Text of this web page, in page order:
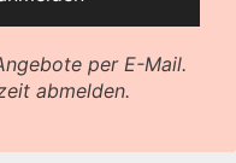
per E-Mail.
abmelden.